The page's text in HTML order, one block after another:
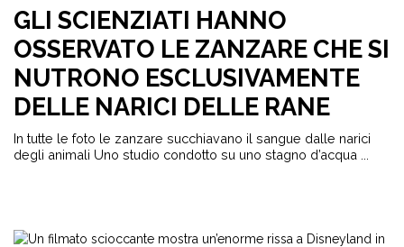
GLI SCIENZIATI HANNO
OSSERVATO LE ZANZARE CHE SI
NUTRONO ESCLUSIVAMENTE
DELLE NARICI DELLE RANE
In tutte le foto le zanzare succhiavano il sangue dalle narici
degli animali Uno studio condotto su uno stagno d’acqua ...